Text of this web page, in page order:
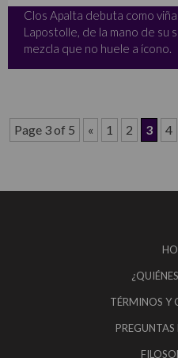
Clos Apalta debuta como
Lapostolle, de la mano de su
mezcla que no huele a ícono.
Page 3 of 5 « 1 2 3 4
TÉRMINOS Y
PREGUNTAS